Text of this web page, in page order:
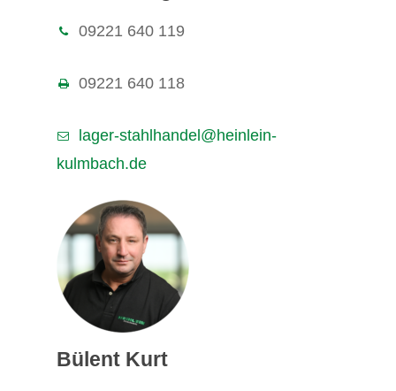
09221 640 119
09221 640 118
lager-stahlhandel@heinlein-
kulmbach.de
Bülent Kurt